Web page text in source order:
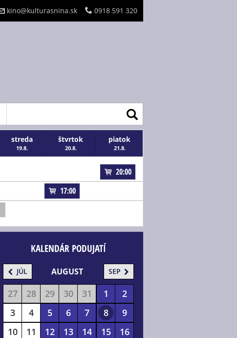
kino@kulturasnina.sk 0918 591 320
streda
19.8.
štvrtok
20.8.
piatok
21.8.
20:00
17:00
KALENDÁR PODUJATÍ
JÚL AUGUST SEP
27 28 29 30 31 1
2
3
4 5 6 7 8
9
10
11 12 13 14 15
16